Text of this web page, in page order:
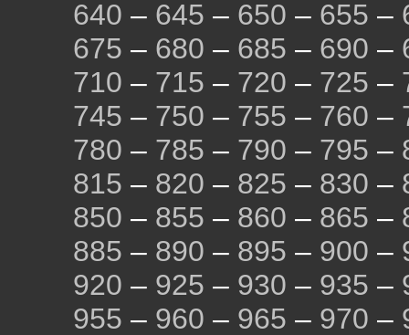
640 – 645 – 650 – 655 –
675 – 680 – 685 – 690 –
710 – 715 – 720 – 725 –
745 – 750 – 755 – 760 –
780 – 785 – 790 – 795 –
815 – 820 – 825 – 830 –
850 – 855 – 860 – 865 –
885 – 890 – 895 – 900 –
920 – 925 – 930 – 935 –
955 – 960 – 965 – 970 –